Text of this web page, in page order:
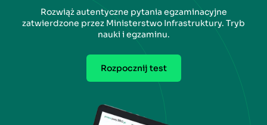
Rozwiąż autentyczne pytania egzaminacyjne
zatwierdzone przez Ministerstwo Infrastruktury. Tryb
nauki i egzaminu.
Rozpocznij test